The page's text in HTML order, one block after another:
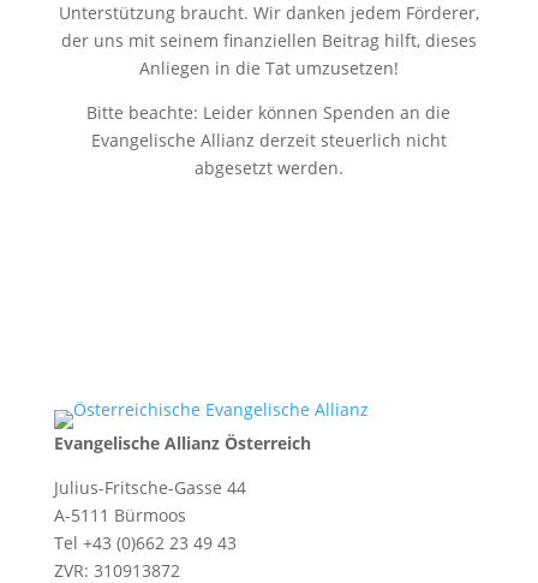
Unterstützung braucht. Wir danken jedem Förderer,
der uns mit seinem finanziellen Beitrag hilft, dieses
Anliegen in die Tat umzusetzen!
Bitte beachte: Leider können Spenden an die
Evangelische Allianz derzeit steuerlich nicht
abgesetzt werden.
Evangelische Allianz Österreich
Julius-Fritsche-Gasse 44
A-5111 Bürmoos
Tel +43 (0)662 23 49 43
ZVR: 310913872